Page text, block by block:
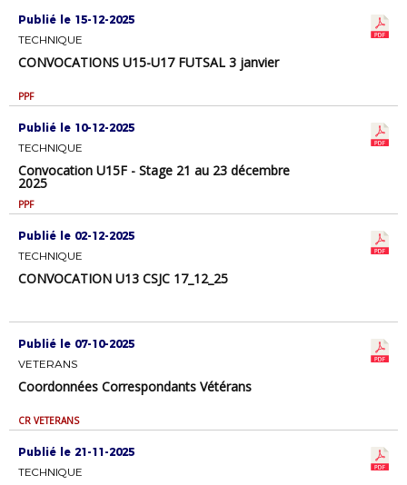
Publié le 15-12-2025
TECHNIQUE
CONVOCATIONS U15-U17 FUTSAL 3 janvier
PPF
Publié le 10-12-2025
TECHNIQUE
Convocation U15F - Stage 21 au 23 décembre
2025
PPF
Publié le 02-12-2025
TECHNIQUE
CONVOCATION U13 CSJC 17_12_25
Publié le 07-10-2025
VETERANS
Coordonnées Correspondants Vétérans
CR VETERANS
Publié le 21-11-2025
TECHNIQUE